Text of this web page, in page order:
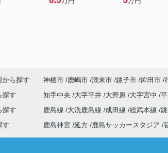
から探す 神栖市 鹿嶋市 潮来市 銚子市 鉾田市
探す
知手中央 大字平井 大野原 大字宮中
探す
鹿島線 大洗鹿島線 成田線 総武本線
す
鹿島神宮 延方 鹿島サッカースタジア